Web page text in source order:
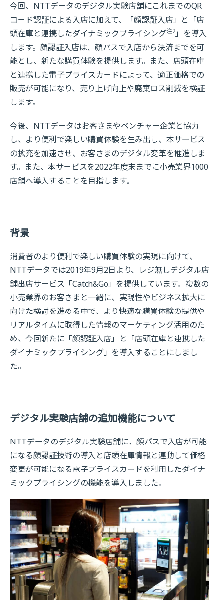
今回、NTTデータのデジタル実験店舗にこれまでのQR
コード認証による入店に加えて、「顔認証入店」と「店
頭在庫と連携したダイナミックプライシング注2 」を導入
します。顔認証入店は、顔パスで入店から決済までを可
能とし、新たな購買体験を提供します。また、店頭在庫
と連携した電子プライスカードによって、適正価格での
販売が可能になり、売り上げ向上や廃棄ロス削減を検証
します。
今後、NTTデータはお客さまやベンチャー企業と協力
し、より便利で楽しい購買体験を生み出し、本サービス
の拡充を加速させ、お客さまのデジタル変革を推進しま
す。また、本サービスを2022年度末までに小売業界1000
店舗へ導入することを目指します。
背景
消費者のより便利で楽しい購買体験の実現に向けて、
NTTデータでは2019年9月2日より、レジ無しデジタル店
舗出店サービス「Catch&Go」を提供しています。複数の
小売業界のお客さまと一緒に、実現性やビジネス拡大に
向けた検討を進める中で、より快適な購買体験の提供や
リアルタイムに取得した情報のマーケティング活用のた
め、今回新たに「顔認証入店」と「店頭在庫と連携した
ダイナミックプライシング」を導入することにしまし
た。
デジタル実験店舗の追加機能について
NTTデータのデジタル実験店舗に、顔パスで入店が可能
になる顔認証技術の導入と店頭在庫情報と連動して価格
変更が可能になる電子プライスカードを利用したダイナ
ミックプライシングの機能を導入しました。